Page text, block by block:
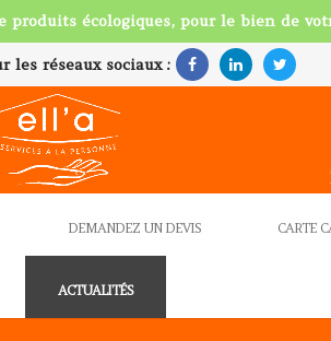
produits écologiques, pour le bien de
les réseaux sociaux :
DEMANDEZ UN DEVIS CARTE
ACTUALITÉS